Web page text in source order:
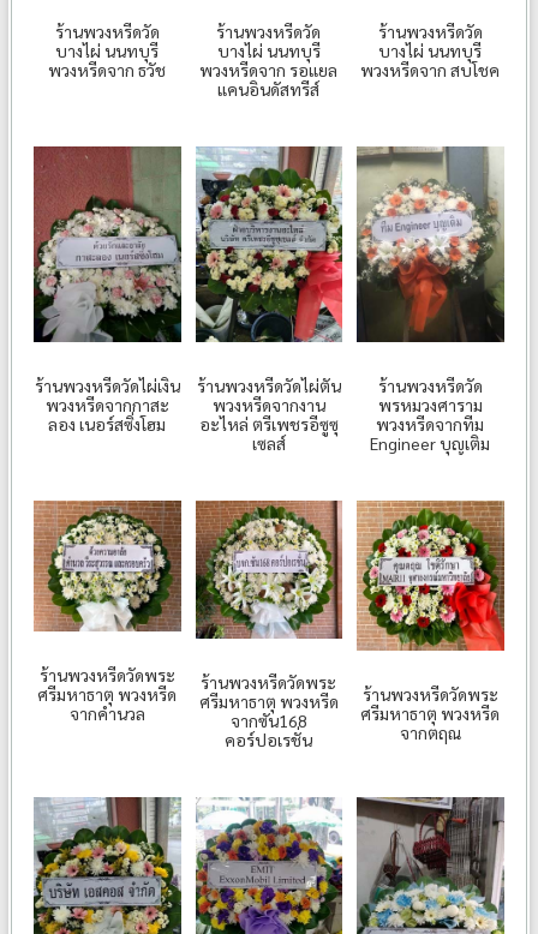
ร้านพวงหรีดวัด
บางไผ่ นนทบุรี
พวงหรีดจาก ธวัช
ร้านพวงหรีดวัด
บางไผ่ นนทบุรี
พวงหรีดจาก รอแยล
แคนอินดัสทรีส์
ร้านพวงหรีดวัด
บางไผ่ นนทบุรี
พวงหรีดจาก สบโชค
ร้านพวงหรีดวัดไผ่เงิน
พวงหรีดจากกาสะ
ลอง เนอร์สซิ่งโฮม
ร้านพวงหรีดวัดไผ่ตัน
พวงหรีดจากงาน
อะไหล่ ตรีเพชรอีซูซุ
เซลส์
ร้านพวงหรีดวัด
พรหมวงศาราม
พวงหรีดจากทีม
Engineer บุญเติม
ร้านพวงหรีดวัดพระ
ศรีมหาธาตุ พวงหรีด
จากคำนวล
ร้านพวงหรีดวัดพระ
ศรีมหาธาตุ พวงหรีด
จากซัน168
คอร์ปอเรชั่น
ร้านพวงหรีดวัดพระ
ศรีมหาธาตุ พวงหรีด
จากตฤณ